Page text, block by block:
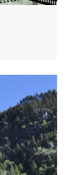
milieu des